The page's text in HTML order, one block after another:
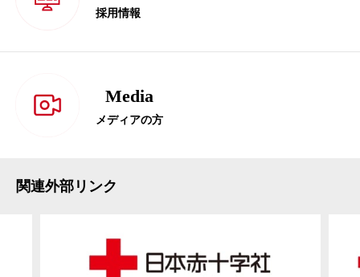
採用情報
Media
メディアの方
関連外部リンク